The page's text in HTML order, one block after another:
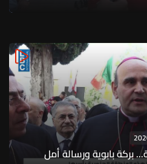
بركة بابوية ورسالة أمل